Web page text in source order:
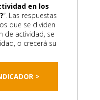
en los
”. Las respuestas
que se dividen
de actividad, se
o crecerá su
>